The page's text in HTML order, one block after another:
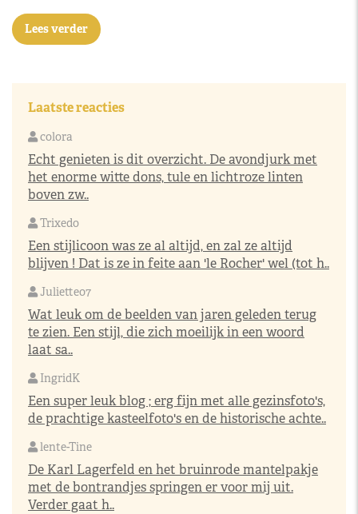
Lees verder
Laatste reacties
colora
Echt genieten is dit overzicht. De avondjurk met
het enorme witte dons, tule en lichtroze linten
boven zw..
Trixedo
Een stijlicoon was ze al altijd, en zal ze altijd
blijven ! Dat is ze in feite aan 'le Rocher' wel (tot h..
Juliette07
Wat leuk om de beelden van jaren geleden terug
te zien. Een stijl, die zich moeilijk in een woord
laat sa..
IngridK
Een super leuk blog ; erg fijn met alle gezinsfoto's,
de prachtige kasteelfoto's en de historische achte..
lente-Tine
De Karl Lagerfeld en het bruinrode mantelpakje
met de bontrandjes springen er voor mij uit.
Verder gaat h..